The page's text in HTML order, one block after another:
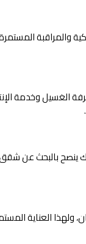
والمراقبة
الغسيل وخدمة
ينصح بالبحث عن
العناية